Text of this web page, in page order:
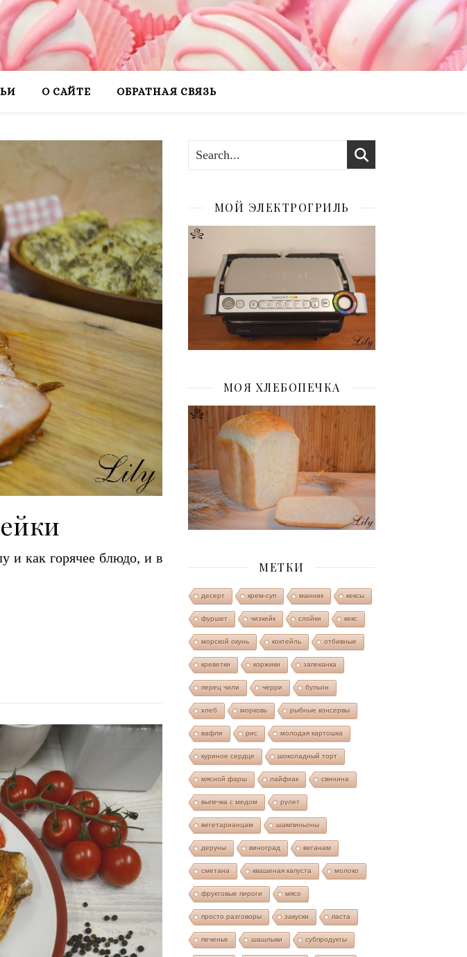
О САЙТЕ ОБРАТНАЯ СВЯЗЬ
и как горячее блюдо, и в
МОЙ ЭЛЕКТРОГРИЛЬ
МОЯ ХЛЕБОПЕЧКА
МЕТКИ
десерт крем-суп манник кексы
фуршет чизкейк слойки кекс
морской окунь коктейль отбивные
креветки коржики запеканка
перец чили черри бульон
хлеб морковь рыбные консервы
вафли рис молодая картошка
куриное сердце шоколадный торт
мясной фарш лайфхак свинина
выпечка с медом рулет
вегетарианцам шампиньоны
деруны виноград веганам
сметана квашеная капуста молоко
фруктовые пироги мясо
просто разговоры закуски паста
печенье шашлыки субпродукты